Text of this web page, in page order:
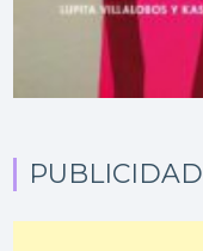
PUBLICIDAD